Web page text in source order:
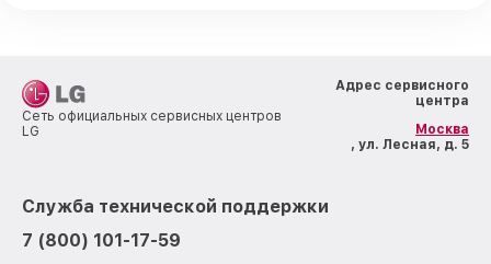
Сеть официальных сервисных центров
LG
Адрес сервисного
центра
Москва
, ул. Лесная, д. 5
Служба технической поддержки
7 (800) 101-17-59